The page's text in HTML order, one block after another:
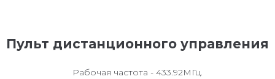
Пульт дистанционного управления
Рабочая частота - 433.92МГц.